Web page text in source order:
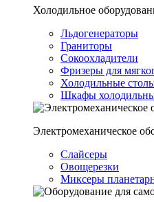
Холодильное
Льдогенераторы
Граниторы
Сокоохладители
Фризеры для
Холодильные
Шкафы
Электромеханическое
Слайсеры
Овощерезки
Миксеры